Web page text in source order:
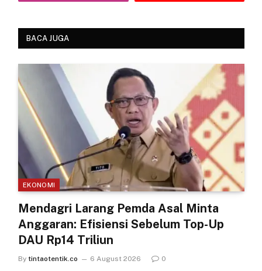
BACA JUGA
EKONOMI
Mendagri Larang Pemda Asal Minta
Anggaran: Efisiensi Sebelum Top-Up
DAU Rp14 Triliun
By tintaotentik.co 6 August 2026 0